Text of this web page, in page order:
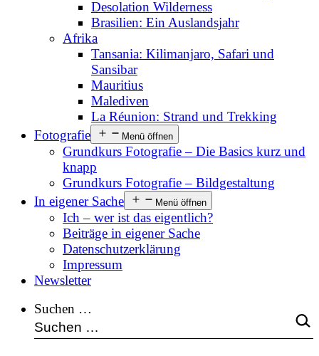
Desolation Wilderness
Brasilien: Ein Auslandsjahr
Afrika
Tansania: Kilimanjaro, Safari und
Sansibar
Mauritius
Malediven
La Réunion: Strand und Trekking
Fotografie
Menü öffnen
Grundkurs Fotografie – Die Basics kurz und
knapp
Grundkurs Fotografie – Bildgestaltung
In eigener Sache
Menü öffnen
Ich – wer ist das eigentlich?
Beiträge in eigener Sache
Datenschutzerklärung
Impressum
Newsletter
Suchen …